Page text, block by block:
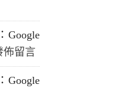
Google
佈留言
Google